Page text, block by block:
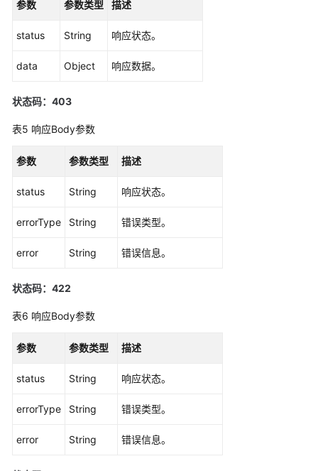
坡
用
指
扎
区
参
（阿
区
参数 参数类型 描述
status String 响应状态。
data Object 响应数据。
状态码：403
表5 响应Body参数
参数 参数类型 描述
status String 响应状态。
errorType String 错误类型。
error String 错误信息。
状态码：422
表6 响应Body参数
参数 参数类型 描述
status String 响应状态。
errorType String 错误类型。
error String 错误信息。